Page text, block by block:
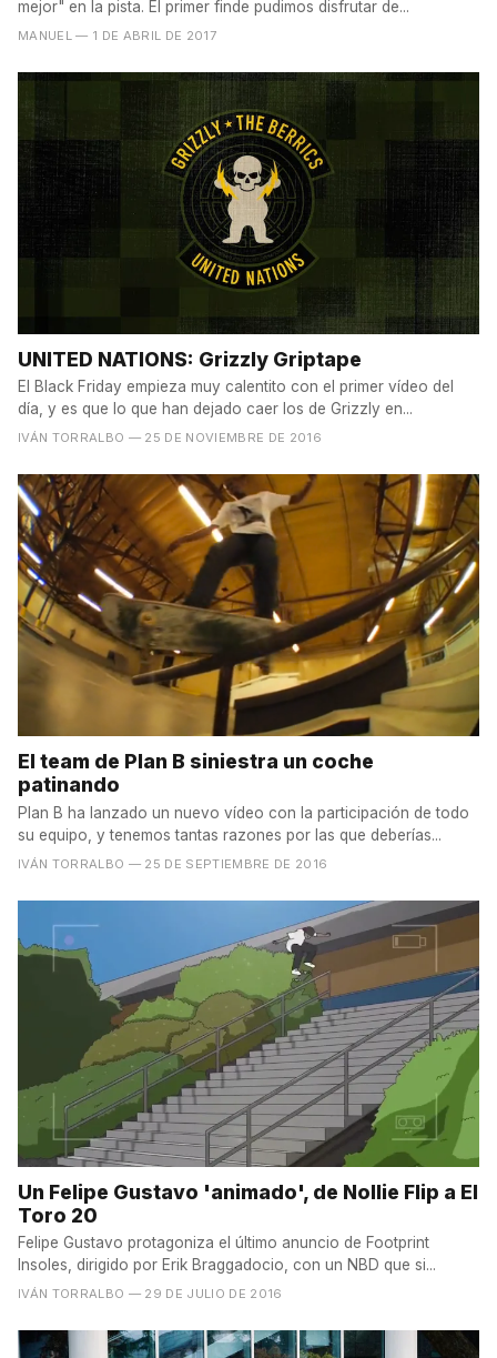
mejor" en la pista. El primer finde pudimos disfrutar de...
MANUEL — 1 DE ABRIL DE 2017
UNITED NATIONS: Grizzly Griptape
El Black Friday empieza muy calentito con el primer vídeo del
día, y es que lo que han dejado caer los de Grizzly en...
IVÁN TORRALBO — 25 DE NOVIEMBRE DE 2016
El team de Plan B siniestra un coche
patinando
Plan B ha lanzado un nuevo vídeo con la participación de todo
su equipo, y tenemos tantas razones por las que deberías...
IVÁN TORRALBO — 25 DE SEPTIEMBRE DE 2016
Un Felipe Gustavo 'animado', de Nollie Flip a El
Toro 20
Felipe Gustavo protagoniza el último anuncio de Footprint
Insoles, dirigido por Erik Braggadocio, con un NBD que si...
IVÁN TORRALBO — 29 DE JULIO DE 2016